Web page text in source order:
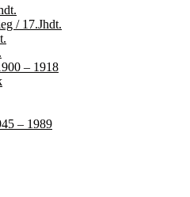
/ 17.Jhdt.
– 1918
– 1989